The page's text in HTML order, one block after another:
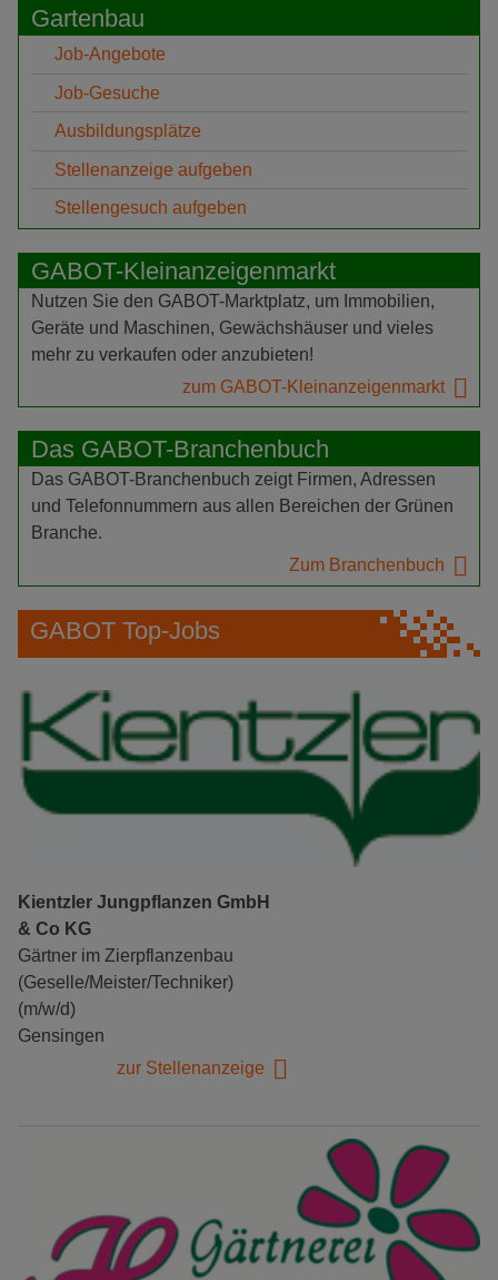
Gartenbau
Job-Angebote
Job-Gesuche
Ausbildungsplätze
Stellenanzeige aufgeben
Stellengesuch aufgeben
GABOT-Kleinanzeigenmarkt
Nutzen Sie den GABOT-Marktplatz, um Immobilien,
Geräte und Maschinen, Gewächshäuser und vieles
mehr zu verkaufen oder anzubieten!
zum GABOT-Kleinanzeigenmarkt
Das GABOT-Branchenbuch
Das GABOT-Branchenbuch zeigt Firmen, Adressen
und Telefonnummern aus allen Bereichen der Grünen
Branche.
Zum Branchenbuch
GABOT Top-Jobs
Kientzler Jungpflanzen GmbH
& Co KG
Gärtner im Zierpflanzenbau
(Geselle/Meister/Techniker)
(m/w/d)
Gensingen
zur Stellenanzeige